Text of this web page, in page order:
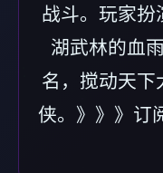
战斗。玩家扮
湖武林的血
名，搅动天下
侠。》》》订